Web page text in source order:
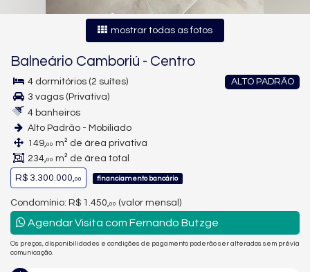
mostrar todas as fotos
Balneário Camboriú - Centro
ALTO PADRÃO
4 dormitórios (2 suítes)
3 vagas (Privativa)
4 banheiros
Alto Padrão - Mobiliado
149,00 m² de área privativa
234,00 m² de área total
R$ 3.300.000,00 financiamento bancário
Condomínio: R$ 1.450, 00 (valor mensal)
Agendar Visita com Fernando Butzge
Os preços, disponibilidades e condições de pagamento poderão ser alterados sem prévia
comunicação.